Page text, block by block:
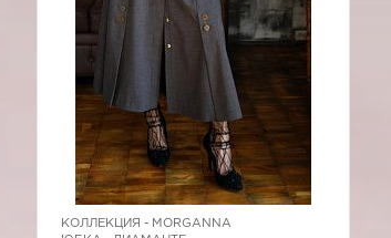
КОЛЛЕКЦИЯ - MORGANNA